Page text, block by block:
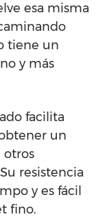
esa misma
tiene un
y más
facilita
un
otros
resistencia
y es fácil
fino.